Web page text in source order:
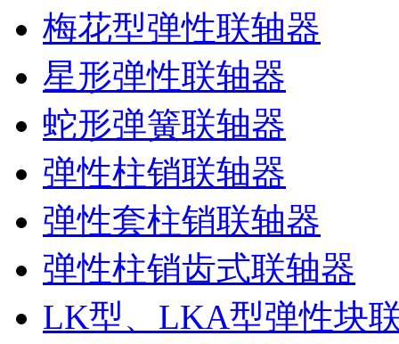
梅花型弹性联轴器
星形弹性联轴器
蛇形弹簧联轴器
弹性柱销联轴器
弹性套柱销联轴器
弹性柱销齿式联轴器
LK型、LKA型弹性块